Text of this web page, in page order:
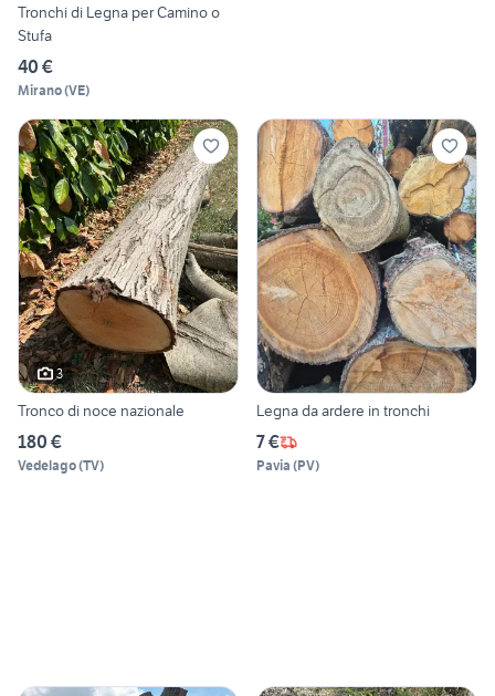
Tronchi di Legna per Camino o
Stufa
40 €
Mirano(VE)
3
Tronco di noce nazionale
180 €
Vedelago(TV)
Legna da ardere in tronchi
7 €
Pavia (PV)